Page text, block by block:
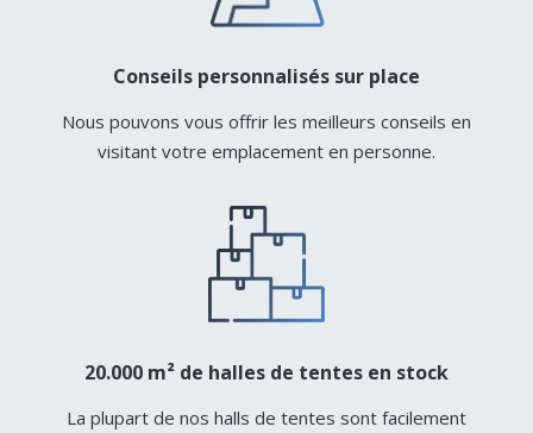
Conseils personnalisés sur place
Nous pouvons vous offrir les meilleurs conseils en
visitant votre emplacement en personne.
20.000 m² de halles de tentes en stock
La plupart de nos halls de tentes sont facilement